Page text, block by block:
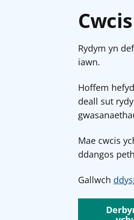
Rydym yn
iawn.
Hoffem
deall sut
Mae cwcis
ddangos
Gallwch